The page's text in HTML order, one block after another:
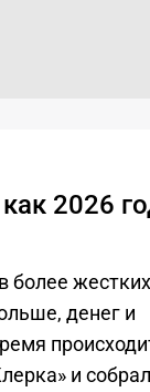
2026
более
денег и
и